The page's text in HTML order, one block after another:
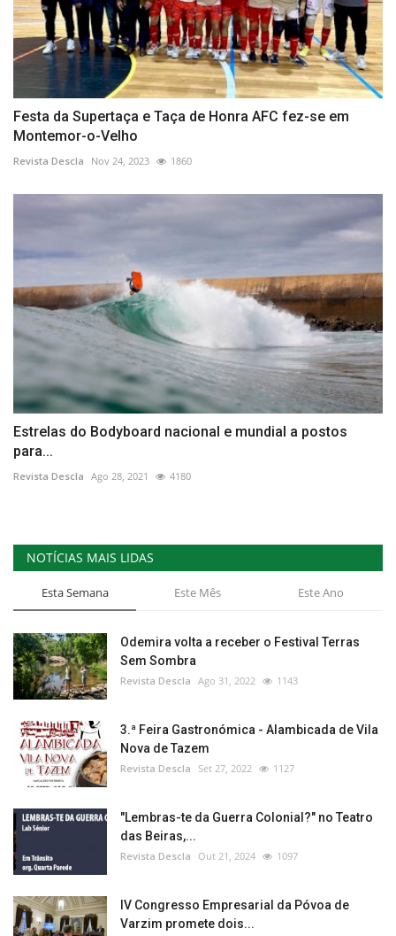
Festa da Supertaça e Taça de Honra AFC fez-se em
Montemor-o-Velho
Revista Descla Nov 24, 2023 1860
Estrelas do Bodyboard nacional e mundial a postos
para...
Revista Descla Ago 28, 2021 4180
NOTÍCIAS MAIS LIDAS
Esta Semana Este Mês Este Ano
Odemira volta a receber o Festival Terras
Sem Sombra
Revista Descla Ago 31, 2022 1143
3.ª Feira Gastronómica - Alambicada de Vila
Nova de Tazem
Revista Descla Set 27, 2022 1127
"Lembras-te da Guerra Colonial?" no Teatro
das Beiras,...
Revista Descla Out 21, 2024 1097
IV Congresso Empresarial da Póvoa de
Varzim promete dois...